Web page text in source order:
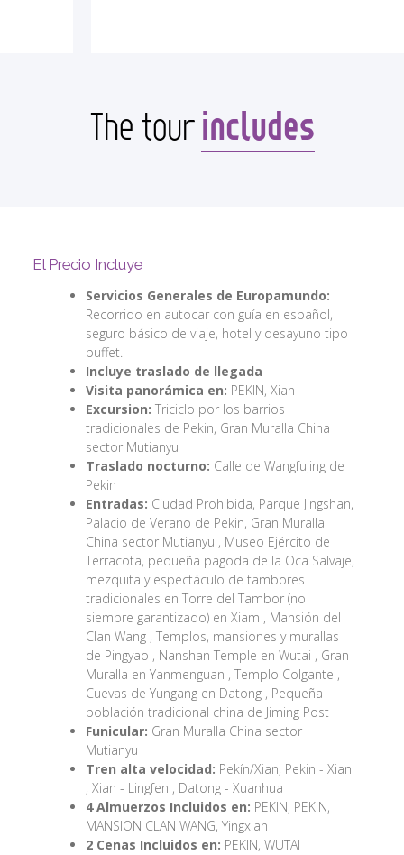
The tourincludes
El Precio Incluye
Servicios Generales de Europamundo:
Recorrido en autocar con guía en español,
seguro básico de viaje, hotel y desayuno tipo
buffet.
Incluye traslado de llegada
Visita panorámica en: PEKIN, Xian
Excursion: Triciclo por los barrios
tradicionales de Pekin, Gran Muralla China
sector Mutianyu
Traslado nocturno: Calle de Wangfujing de
Pekin
Entradas: Ciudad Prohibida, Parque Jingshan,
Palacio de Verano de Pekin, Gran Muralla
China sector Mutianyu , Museo Ejército de
Terracota, pequeña pagoda de la Oca Salvaje,
mezquita y espectáculo de tambores
tradicionales en Torre del Tambor (no
siempre garantizado) en Xiam , Mansión del
Clan Wang , Templos, mansiones y murallas
de Pingyao , Nanshan Temple en Wutai , Gran
Muralla en Yanmenguan , Templo Colgante ,
Cuevas de Yungang en Datong , Pequeña
población tradicional china de Jiming Post
Funicular: Gran Muralla China sector
Mutianyu
Tren alta velocidad: Pekín/Xian, Pekin - Xian
, Xian - Lingfen , Datong - Xuanhua
4 Almuerzos Incluidos en: PEKIN, PEKIN,
MANSION CLAN WANG, Yingxian
2 Cenas Incluidos en: PEKIN, WUTAI